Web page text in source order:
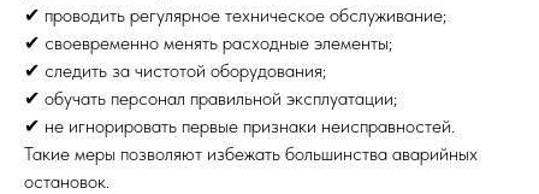
✔ проводить регулярное техническое обслуживание;
✔ своевременно менять расходные элементы;
✔ следить за чистотой оборудования;
✔ обучать персонал правильной эксплуатации;
✔ не игнорировать первые признаки неисправностей.
Такие меры позволяют избежать большинства аварийных
остановок.